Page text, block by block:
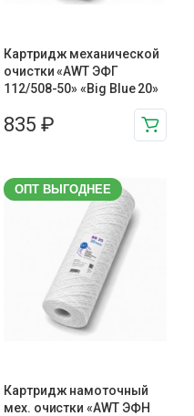
Картридж механической
очистки «AWT ЭФГ
112/508-50» «Big Blue 20»
835 ₽
ОПТ ВЫГОДНЕЕ
Картридж намоточный
мех. очистки «AWT ЭФН